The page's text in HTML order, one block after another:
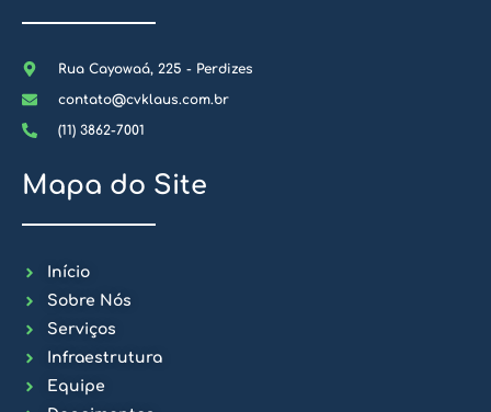
Rua Cayowaá, 225 - Perdizes
contato@cvklaus.com.br
(11) 3862-7001
Mapa do Site
Início
Sobre Nós
Serviços
Infraestrutura
Equipe